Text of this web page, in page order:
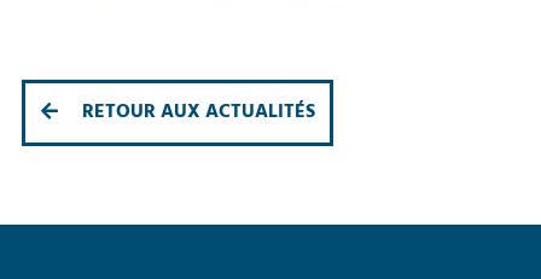
RETOUR AUX ACTUALITÉS